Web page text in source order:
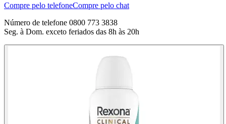
Compre pelo telefoneCompre pelo chat
Número de telefone 0800 773 3838
Seg. à Dom. exceto feriados das 8h às 20h